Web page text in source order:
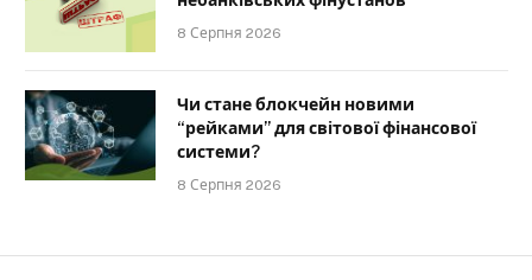
8 Серпня 2026
Чи стане блокчейн новими
“рейками” для світової фінансової
системи?
8 Серпня 2026